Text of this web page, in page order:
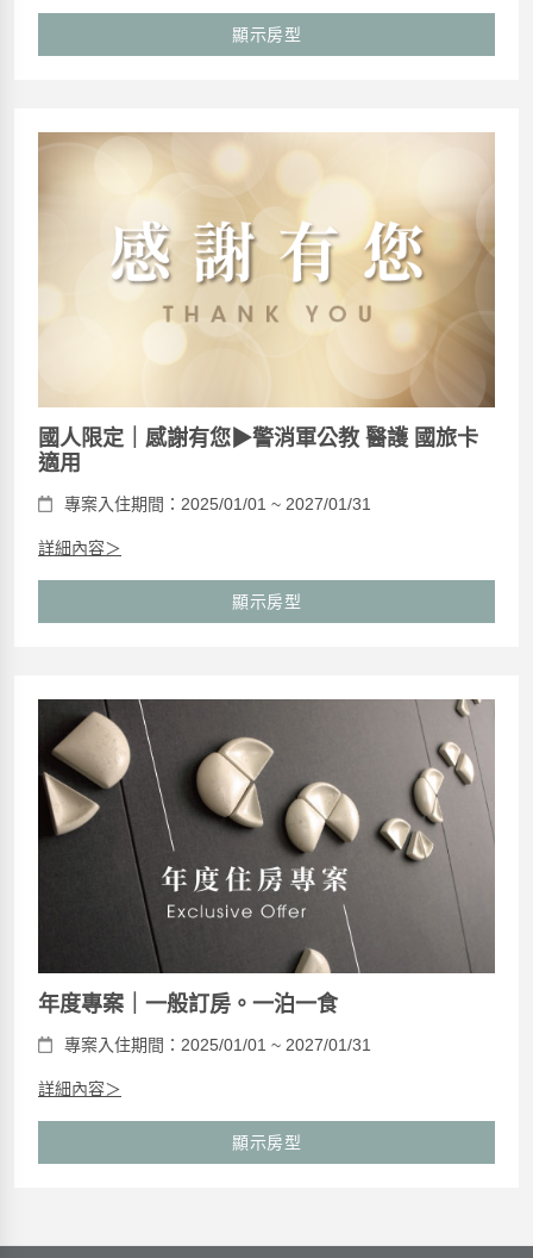
顯示房型
國人限定｜感謝有您▶︎警消軍公教 醫護 國旅卡
適用
專案入住期間：2025/01/01 ~ 2027/01/31
詳細內容＞
顯示房型
年度專案｜一般訂房。一泊一食
專案入住期間：2025/01/01 ~ 2027/01/31
詳細內容＞
顯示房型